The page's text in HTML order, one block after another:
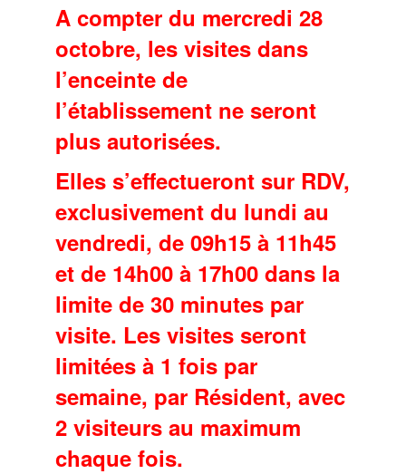
A compter du mercredi 28
octobre, les visites dans
l’enceinte de
l’établissement ne seront
plus autorisées.
Elles s’effectueront sur RDV,
exclusivement du lundi au
vendredi, de 09h15 à 11h45
et de 14h00 à 17h00 dans la
limite de 30 minutes par
visite. Les visites seront
limitées à 1 fois par
semaine, par Résident, avec
2 visiteurs au maximum
chaque fois.